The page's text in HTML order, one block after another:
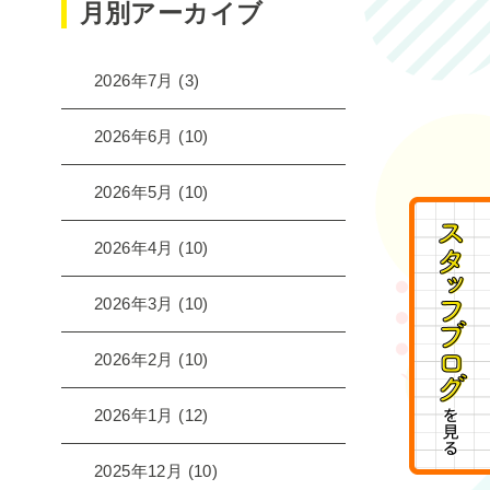
月別アーカイブ
2026年7月 (3)
2026年6月 (10)
2026年5月 (10)
2026年4月 (10)
2026年3月 (10)
2026年2月 (10)
2026年1月 (12)
2025年12月 (10)